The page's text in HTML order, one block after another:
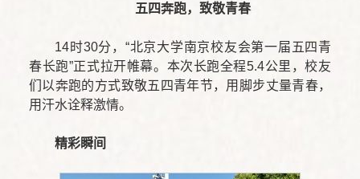
五四奔跑，致敬青春
14时30分，“北京大学南京校友会第一届五四青
春长跑”正式拉开帷幕。本次长跑全程5.4公里，校友
们以奔跑的方式致敬五四青年节，用脚步丈量青春，
用汗水诠释激情。
精彩瞬间